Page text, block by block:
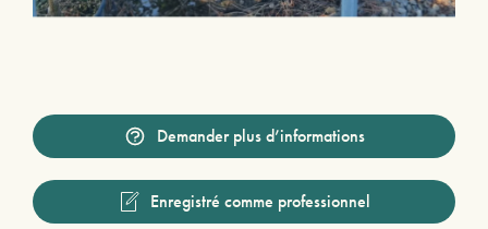
Demander plus d’informations
Enregistré comme professionnel